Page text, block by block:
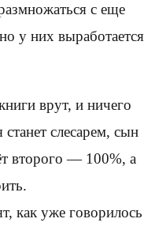
с еще
у них выработается
врут, и ничего
слесарем, сын
второго — 100%, а
как уже говорилось